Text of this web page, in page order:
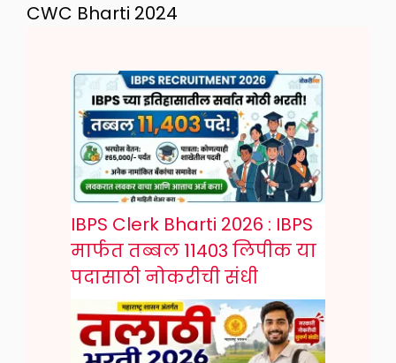
CWC Bharti 2024
IBPS Clerk Bharti 2026 : IBPS
मार्फत तब्बल 11403 लिपीक या
पदासाठी नोकरीची संधी